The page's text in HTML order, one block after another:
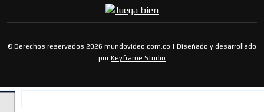
© Derechos reservados 2026 mundovideo.com.co | Diseñado y desarrollado
por Keyframe Studio